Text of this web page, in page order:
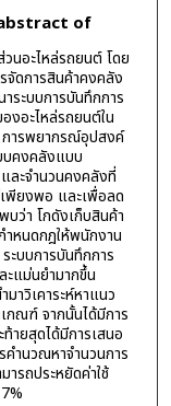
of
นอะไหล่รถยนต์ โดย
จัดการสินค้าคงคลัง
ระบบการบันทึกการ
งอะไหล่รถยนต์ใน
การพยากรณ์อุปสงค์
บคงคลังแบบ
ละจำนวนคงคลังที่
พียงพอ และเพื่อลด
บว่า โกดังเก็บสินค้า
ำหนดกฎให้พนักงาน
ะบบการบันทึกการ
แม่นยำมากขึ้น
าวิเคาระห์หาแนว
กณฑ์ จากนั้นได้มีการ
ายสุดได้มีการเสนอ
คำนวณหาจำนวนการ
รถประหยัดค่าใช้